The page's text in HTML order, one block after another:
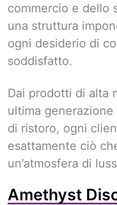
commercio e dello
una struttura
ogni desiderio di
soddisfatto.
Dai prodotti di alta
ultima
di ristoro, ogni
esattamente ciò
un’atmosfera di
Amethyst